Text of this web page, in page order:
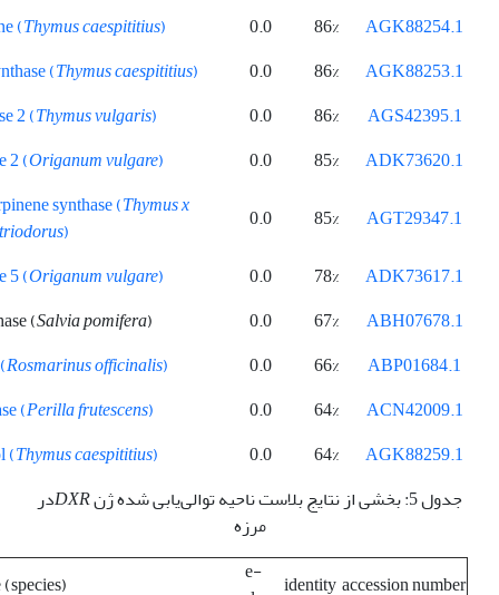
AGK88254.1
86%
0.0
(Thymus caespititius)
AGK88253.1
86%
0.0
(Thymuscaespititius)
AGS42395.1
86%
0.0
2 (Thymus vulgaris)
ADK73620.1
85%
0.0
2 (Origanum vulgare)
AGT29347.1
85%
0.0
synthase (Thymusx
)
ADK73617.1
78%
0.0
5 (Origanum vulgare)
ABH07678.1
67%
0.0
(Salvia pomifera)
ABP01684.1
66%
0.0
Rosmarinus officinalis)
ACN42009.1
64%
0.0
(Perilla frutescens)
AGK88259.1
64%
0.0
(Thymus caespititius)
جدول 5: بخشی از نتایج بلاست ناحیه توالی‌یابی شده ژن
DXRدر
مرزه
accession number
identity
e-